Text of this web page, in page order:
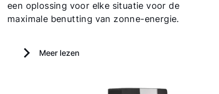
een oplossing voor elke situatie voor de
maximale benutting van zonne-energie.
Meer lezen